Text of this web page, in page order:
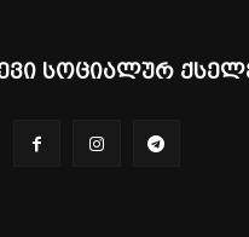
სოციალურ